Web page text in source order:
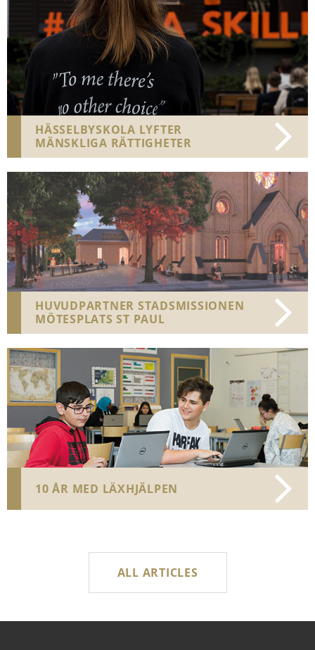
HÄSSELBYSKOLA LYFTER
MÄNSKLIGA RÄTTIGHETER
HUVUDPARTNER STADSMISSIONEN
MÖTESPLATS ST PAUL
10 ÅR MED LÄXHJÄLPEN
ALL ARTICLES